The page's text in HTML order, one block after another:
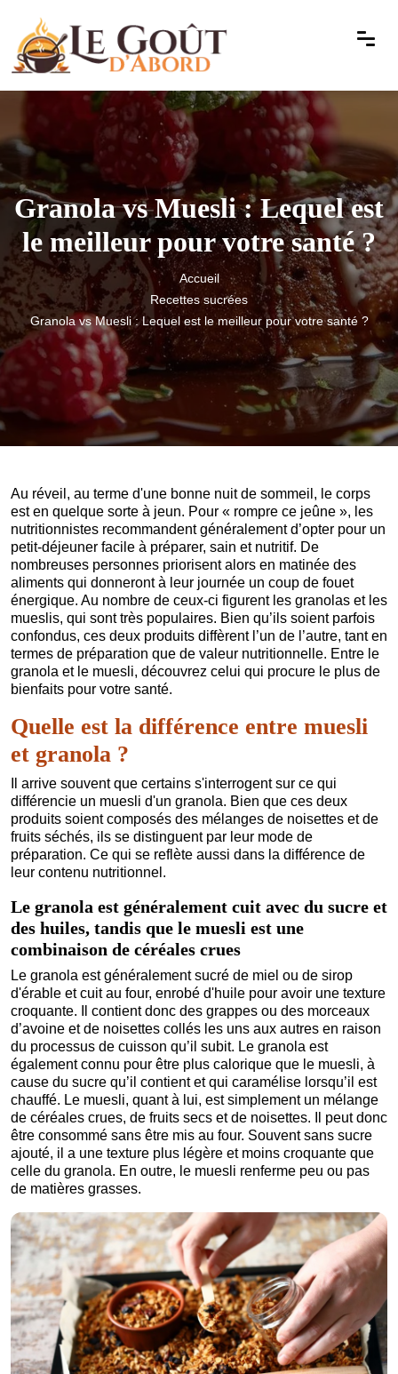
Granola vs Muesli : Lequel est
le meilleur pour votre santé ?
Accueil
Recettes sucrées
Granola vs Muesli : Lequel est le meilleur pour votre santé ?
Au réveil, au terme d'une bonne nuit de sommeil, le corps
est en quelque sorte à jeun. Pour « rompre ce jeûne », les
nutritionnistes recommandent généralement d’opter pour un
petit-déjeuner facile à préparer, sain et nutritif. De
nombreuses personnes priorisent alors en matinée des
aliments qui donneront à leur journée un coup de fouet
énergique. Au nombre de ceux-ci figurent les granolas et les
mueslis, qui sont très populaires. Bien qu’ils soient parfois
confondus, ces deux produits diffèrent l’un de l’autre, tant en
termes de préparation que de valeur nutritionnelle. Entre le
granola et le muesli, découvrez celui qui procure le plus de
bienfaits pour votre santé.
Quelle est la différence entre muesli
et granola ?
Il arrive souvent que certains s'interrogent sur ce qui
différencie un muesli d'un granola. Bien que ces deux
produits soient composés des mélanges de noisettes et de
fruits séchés, ils se distinguent par leur mode de
préparation. Ce qui se reflète aussi dans la différence de
leur contenu nutritionnel.
Le granola est généralement cuit avec du sucre et
des huiles, tandis que le muesli est une
combinaison de céréales crues
Le granola est généralement sucré de miel ou de sirop
d'érable et cuit au four, enrobé d'huile pour avoir une texture
croquante. Il contient donc des grappes ou des morceaux
d’avoine et de noisettes collés les uns aux autres en raison
du processus de cuisson qu’il subit. Le granola est
également connu pour être plus calorique que le muesli, à
cause du sucre qu’il contient et qui caramélise lorsqu’il est
chauffé. Le muesli, quant à lui, est simplement un mélange
de céréales crues, de fruits secs et de noisettes. Il peut donc
être consommé sans être mis au four. Souvent sans sucre
ajouté, il a une texture plus légère et moins croquante que
celle du granola. En outre, le muesli renferme peu ou pas
de matières grasses.